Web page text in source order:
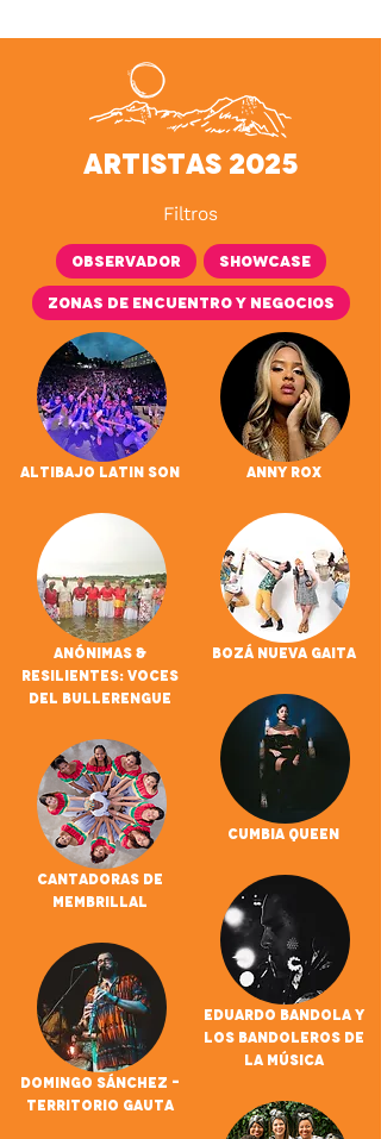
Artistas 2025
Filtros
Observador Showcase
Zonas de encuentro y negocios
Altibajo Latin Son
Anónimas &
Resilientes: Voces
del Bullerengue
Cantadoras De
Membrillal
Domingo Sánchez -
Territorio Gauta
Anny Rox
Bozá Nueva Gaita
Cumbia Queen
Eduardo Bandola Y
Los Bandoleros De
La Música